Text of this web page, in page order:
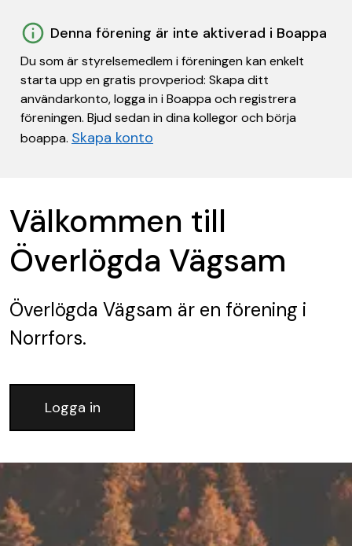
Denna förening är inte aktiverad i Boappa
Du som är styrelsemedlem i föreningen kan enkelt
starta upp en gratis provperiod: Skapa ditt
användarkonto, logga in i Boappa och registrera
föreningen. Bjud sedan in dina kollegor och börja
boappa. Skapa konto
Välkommen till
Överlögda Vägsam
Överlögda Vägsam är en förening i
Norrfors.
Logga in